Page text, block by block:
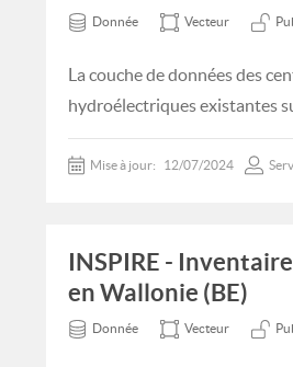
Donnée Vecteur
La couche de données des
hydroélectriques existantes
Mise à jour: 12/07/2024
INSPIRE -
en Wallonie (BE)
Donnée Vecteur